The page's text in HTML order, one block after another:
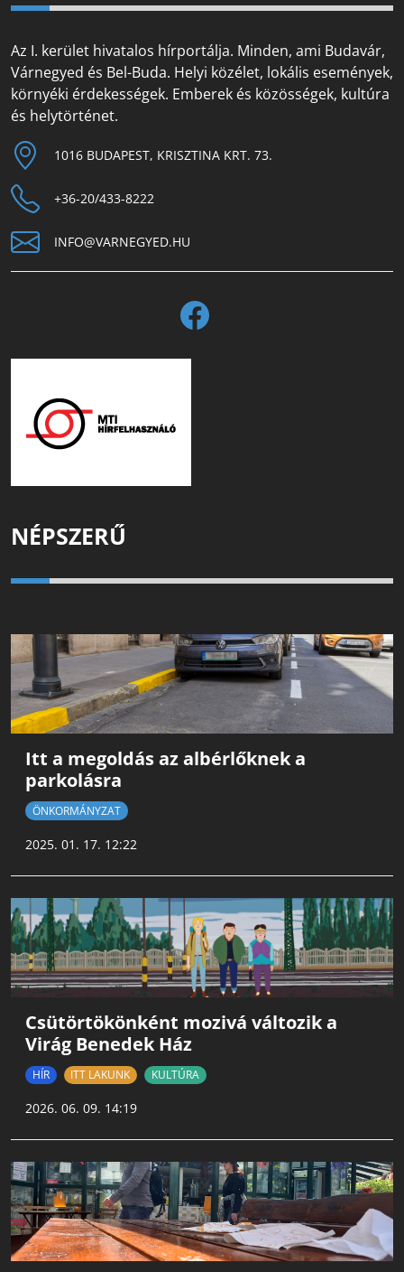
Az I. kerület hivatalos hírportálja. Minden, ami Budavár,
Várnegyed és Bel-Buda. Helyi közélet, lokális események,
környéki érdekességek. Emberek és közösségek, kultúra
és helytörténet.
1016 BUDAPEST, KRISZTINA KRT. 73.
+36-20/433-8222
INFO@VARNEGYED.HU
NÉPSZERŰ
Itt a megoldás az albérlőknek a
parkolásra
ÖNKORMÁNYZAT
2025. 01. 17. 12:22
Csütörtökönként mozivá változik a
Virág Benedek Ház
HÍR ITT LAKUNK KULTÚRA
2026. 06. 09. 14:19